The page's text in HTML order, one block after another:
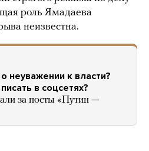
роль Ямадаева
неизвестна.
неуважении к власти?
в соцсетях?
за посты «Путин —